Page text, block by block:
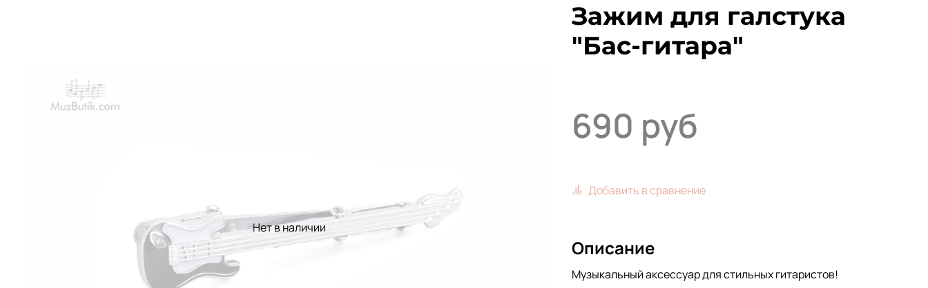
Нет в наличии
Зажим для галстука
"Бас-гитара"
690 руб
Добавить в сравнение
Описание
Музыкальный аксессуар для стильных гитаристов!